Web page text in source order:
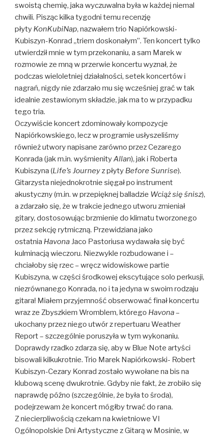
swoistą chemię, jaka wyczuwalna była w każdej niemal
chwili. Pisząc kilka tygodni temu recenzję
płyty KonKubiNap, nazwałem trio Napiórkowski-
Kubiszyn-Konrad „triem doskonałym”. Ten koncert tylko
utwierdził mnie w tym przekonaniu, a sam Marek w
rozmowie ze mną w przerwie koncertu wyznał, że
podczas wieloletniej działalności, setek koncertów i
nagrań, nigdy nie zdarzało mu się wcześniej grać w tak
idealnie zestawionym składzie, jak ma to w przypadku
tego tria.
Oczywiście koncert zdominowały kompozycje
Napiórkowskiego, lecz w programie usłyszeliśmy
również utwory napisane zarówno przez Cezarego
Konrada (jak m.in. wyśmienityAllan), jak i Roberta
Kubiszyna (Life’s Journeyz płyty Before Sunrise).
Gitarzysta niejednokrotnie sięgał po instrument
akustyczny (m.in. w przepięknej balladzie Wciąż się śnisz),
a zdarzało się, że w trakcie jednego utworu zmieniał
gitary, dostosowując brzmienie do klimatu tworzonego
przez sekcję rytmiczną. Przewidziana jako
ostatnia Havona Jaco Pastoriusa wydawała się być
kulminacją wieczoru. Niezwykle rozbudowane i –
chciałoby się rzec – wręcz widowiskowe partie
Kubiszyna, w części środkowej ekscytujące solo perkusji,
niezrównanego Konrada, no i ta jedyna w swoim rodzaju
gitara! Miałem przyjemność obserwować finał koncertu
wraz ze Zbyszkiem Wromblem, którego Havona–
ukochany przez niego utwór z repertuaru Weather
Report – szczególnie poruszyła w tym wykonaniu.
Doprawdy rzadko zdarza się, aby w Blue Note artyści
bisowali kilkukrotnie. Trio Marek Napiórkowski- Robert
Kubiszyn-Cezary Konrad zostało wywołane na bis na
klubową scenę dwukrotnie. Gdyby nie fakt, że zrobiło się
naprawdę późno (szczególnie, że była to środa),
podejrzewam że koncert mógłby trwać do rana.
Z niecierpliwością czekam na kwietniowe VI
Ogólnopolskie Dni Artystyczne z Gitarą w Mosinie, w